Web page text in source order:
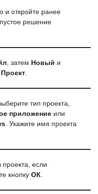
и откройте ранее
решение
, затем Новый и
Проект.
тип проекта,
приложение или
. Укажите имя проекта
если
кнопку ОК.